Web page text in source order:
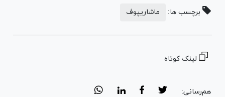
برچسب ها: ماشاریپوف
لینک کوتاه
هم‌رسانی: